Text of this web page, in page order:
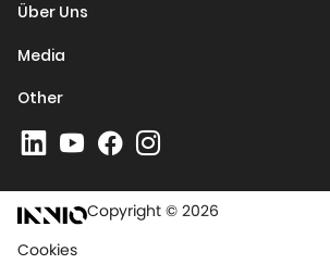
Über Uns
Media
Other
Copyright © 2026
Cookies